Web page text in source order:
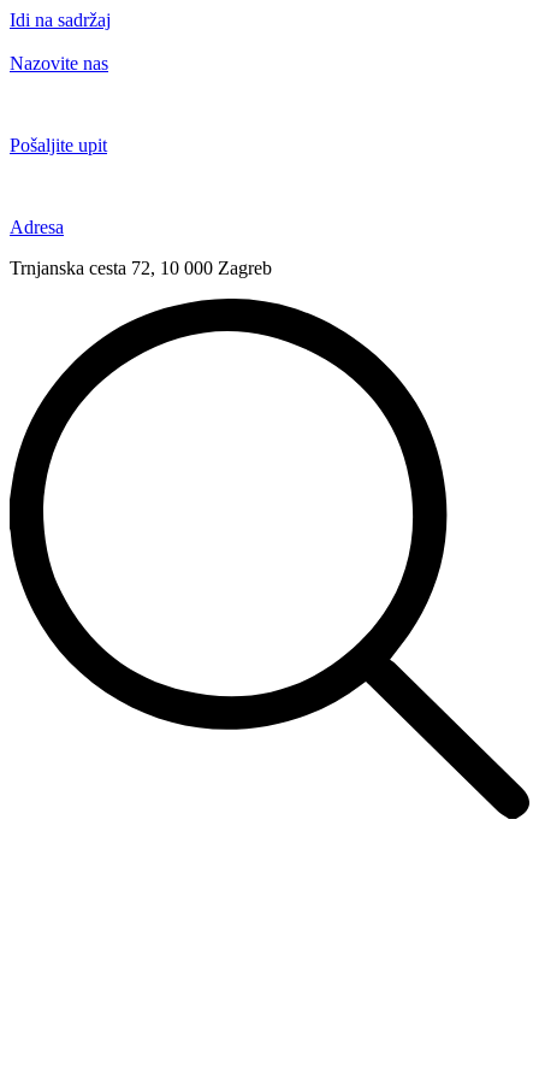
Idi na sadržaj
Nazovite nas
Pošaljite upit
Adresa
Trnjanska cesta 72, 10 000 Zagreb